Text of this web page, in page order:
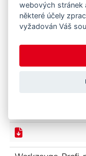
ProfiLine_FS-FZ
DE
Werkzeuge-
webových stránek
některé účely
vyžadován Váš